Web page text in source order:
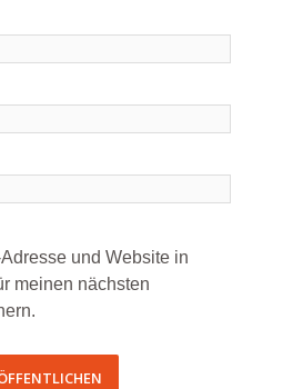
und Website in
meinen nächsten